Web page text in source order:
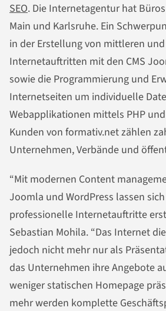
SEO. Die Internetagentur hat
Main und Karlsruhe. Ein
in der Erstellung von mittleren
Internetauftritten mit den CMS
sowie die Programmierung und
Internetseiten um individuelle
Webapplikationen mittels PHP und
Kunden von formativ.net zählen
Unternehmen, Verbände und
“Mit modernen Content
Joomla und WordPress lassen
professionelle Internetauftritte
Sebastian Mohila. “Das Internet
jedoch nicht mehr nur als
das Unternehmen ihre Angebote
weniger statischen Homepage
mehr werden komplette